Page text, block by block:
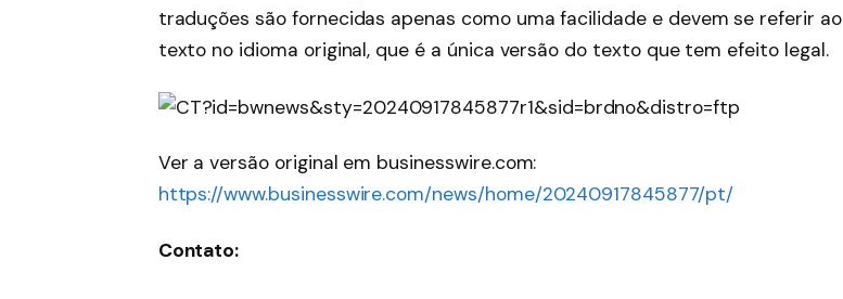
traduções são fornecidas apenas como uma facilidade e devem se referir ao
texto no idioma original, que é a única versão do texto que tem efeito legal.
Ver a versão original em businesswire.com:
https://www.businesswire.com/news/home/20240917845877/pt/
Contato: